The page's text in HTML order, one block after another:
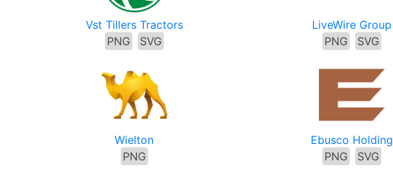
Vst Tillers Tractors
PNG
SVG
LiveWire Group
PNG
SVG
Wielton
PNG
Ebusco Holding
PNG
SVG